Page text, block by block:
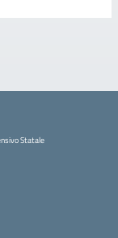
Statale